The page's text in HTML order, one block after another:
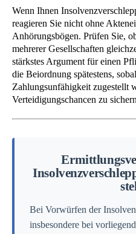
Wenn Ihnen
reagieren Sie nicht ohne
Anhörungsbögen. Prüfen Sie,
mehrerer Gesellschaften
stärkstes Argument für einen
die Beiordnung spätestens,
Zahlungsunfähigkeit zugestellt
Verteidigungschancen zu
Bei Vorwürfen der
insbesondere bei